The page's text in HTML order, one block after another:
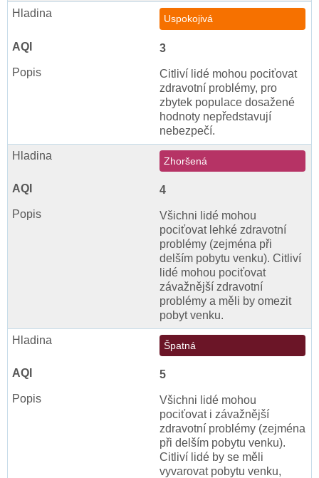
Uspokojivá
3
Citliví lidé mohou pociťovat
zdravotní problémy, pro
zbytek populace dosažené
hodnoty nepředstavují
nebezpečí.
Zhoršená
4
Všichni lidé mohou
pociťovat lehké zdravotní
problémy (zejména při
delším pobytu venku). Citliví
lidé mohou pociťovat
závažnější zdravotní
problémy a měli by omezit
pobyt venku.
Špatná
5
Všichni lidé mohou
pociťovat i závažnější
zdravotní problémy (zejména
při delším pobytu venku).
Citliví lidé by se měli
vyvarovat pobytu venku,